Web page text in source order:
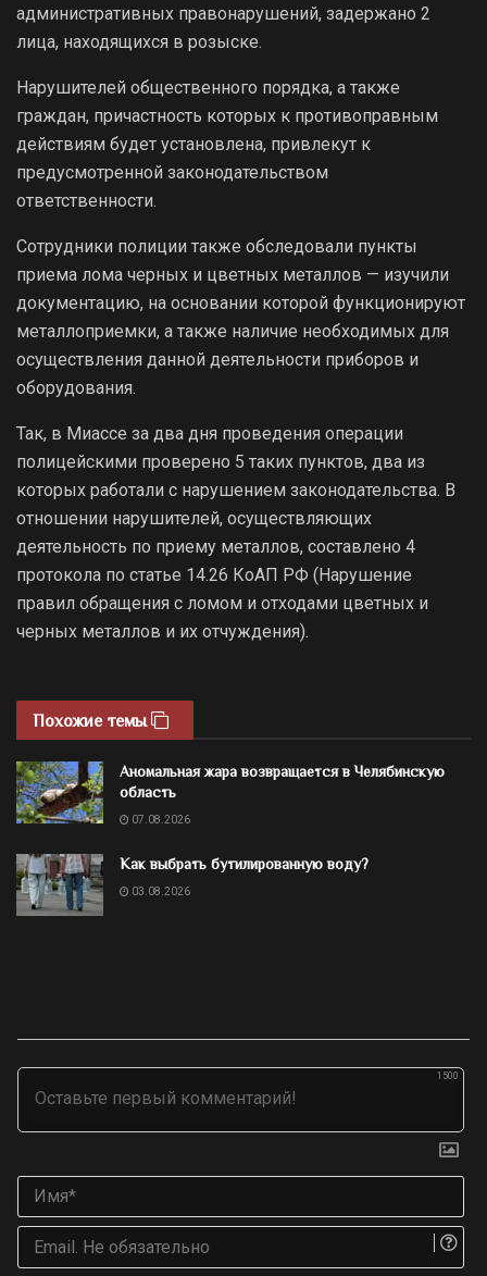
административных правонарушений, задержано 2
лица, находящихся в розыске.
Нарушителей общественного порядка, а также
граждан, причастность которых к противоправным
действиям будет установлена, привлекут к
предусмотренной законодательством
ответственности.
Сотрудники полиции также обследовали пункты
приема лома черных и цветных металлов — изучили
документацию, на основании которой функционируют
металлоприемки, а также наличие необходимых для
осуществления данной деятельности приборов и
оборудования.
Так, в Миассе за два дня проведения операции
полицейскими проверено 5 таких пунктов, два из
которых работали с нарушением законодательства. В
отношении нарушителей, осуществляющих
деятельность по приему металлов, составлено 4
протокола по статье 14.26 КоАП РФ (Нарушение
правил обращения с ломом и отходами цветных и
черных металлов и их отчуждения).
Похожие темы
Аномальная жара возвращается в Челябинскую
область
07.08.2026
Как выбрать бутилированную воду?
03.08.2026
1500